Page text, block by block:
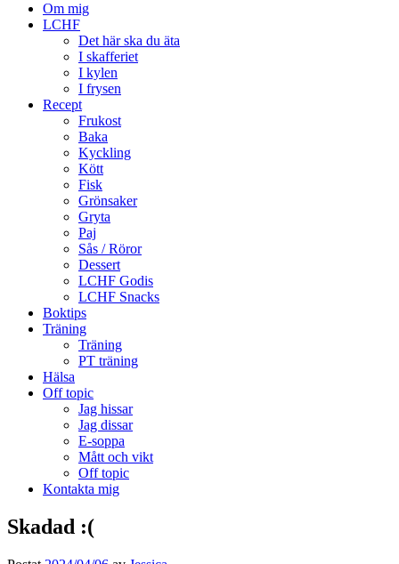
Om mig
LCHF
Det här ska du äta
I skafferiet
I kylen
I frysen
Recept
Frukost
Baka
Kyckling
Kött
Fisk
Grönsaker
Gryta
Paj
Sås / Röror
Dessert
LCHF Godis
LCHF Snacks
Boktips
Träning
Träning
PT träning
Hälsa
Off topic
Jag hissar
Jag dissar
E-soppa
Mått och vikt
Off topic
Kontakta mig
Skadad :(